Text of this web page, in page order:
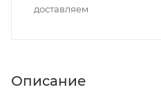
доставляем
Описание